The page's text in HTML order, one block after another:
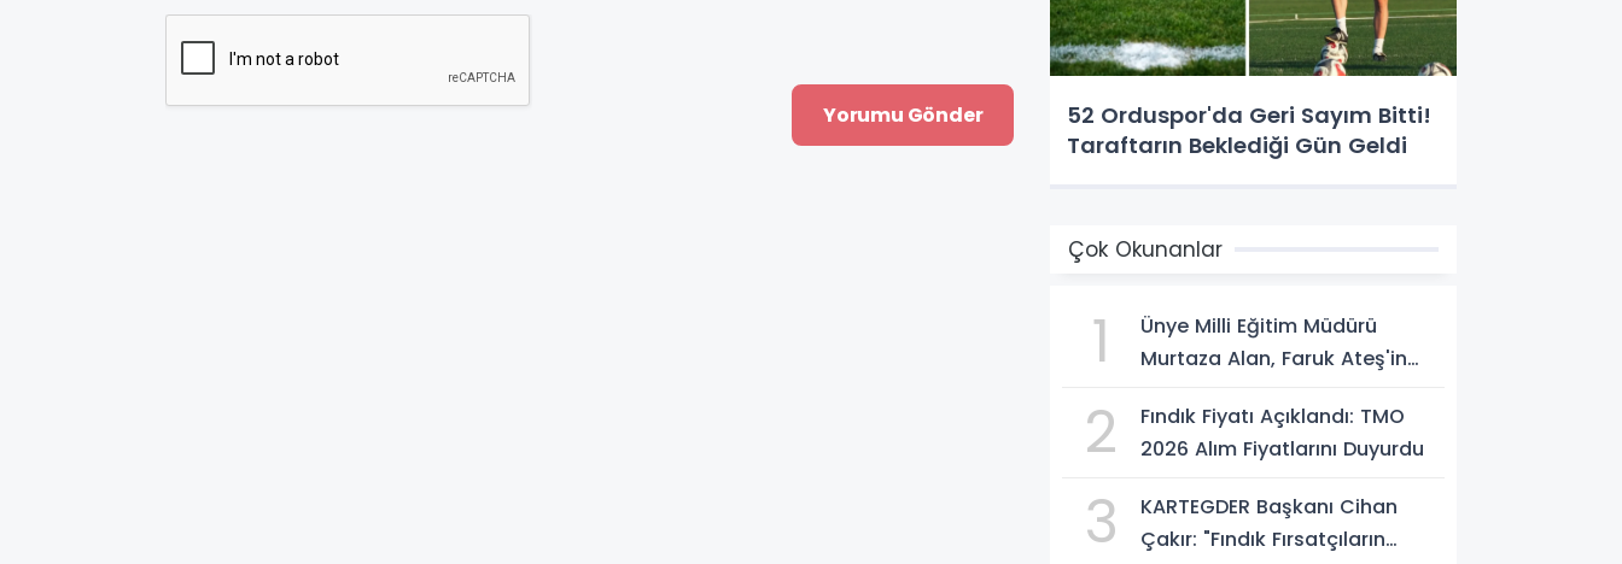
52 Orduspor'da Geri Sayım Bitti!
Taraftarın Beklediği Gün Geldi
Çok Okunanlar
1
Ünye Milli Eğitim Müdürü
Murtaza Alan, Faruk Ateş'in
2
Fındık Fiyatı Açıklandı: TMO
2026 Alım Fiyatlarını Duyurdu
3
KARTEGDER Başkanı Cihan
Çakır: "Fındık Fırsatçıların